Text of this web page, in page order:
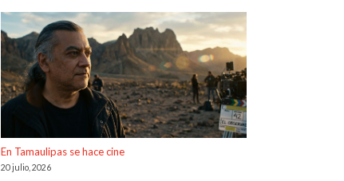
En Tamaulipas se hace cine
20 julio, 2026